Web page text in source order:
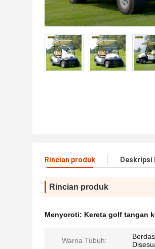
Rincian produk Deskripsi
Rincian produk
Menyoroti: Kereta golf tangan
Warna Tubuh: